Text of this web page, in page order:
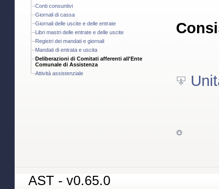
Conti consuntivi
Giornali di cassa
Giornali delle uscite e delle entrate
Libri mastri delle entrate e delle uscite
Registri dei mandati e giornali
Mandati di entrata e uscita
Deliberazioni di Comitati afferenti all'Ente
Comunale di Assistenza
Attività assistenziale
AST - v0.65.0